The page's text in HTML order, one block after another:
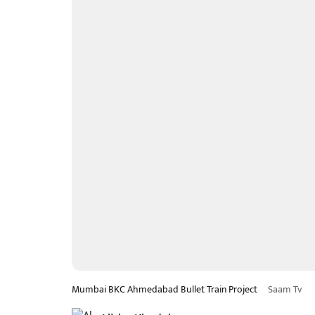
Mumbai BKC Ahmedabad Bullet Train Project Saam Tv